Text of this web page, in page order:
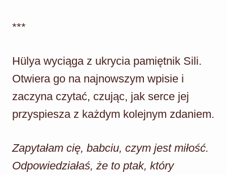
***
Hülya wyciąga z ukrycia pamiętnik Sili.
Otwiera go na najnowszym wpisie i
zaczyna czytać, czując, jak serce jej
przyspiesza z każdym kolejnym zdaniem.
Zapytałam cię, babciu, czym jest miłość.
Odpowiedziałaś, że to ptak, który